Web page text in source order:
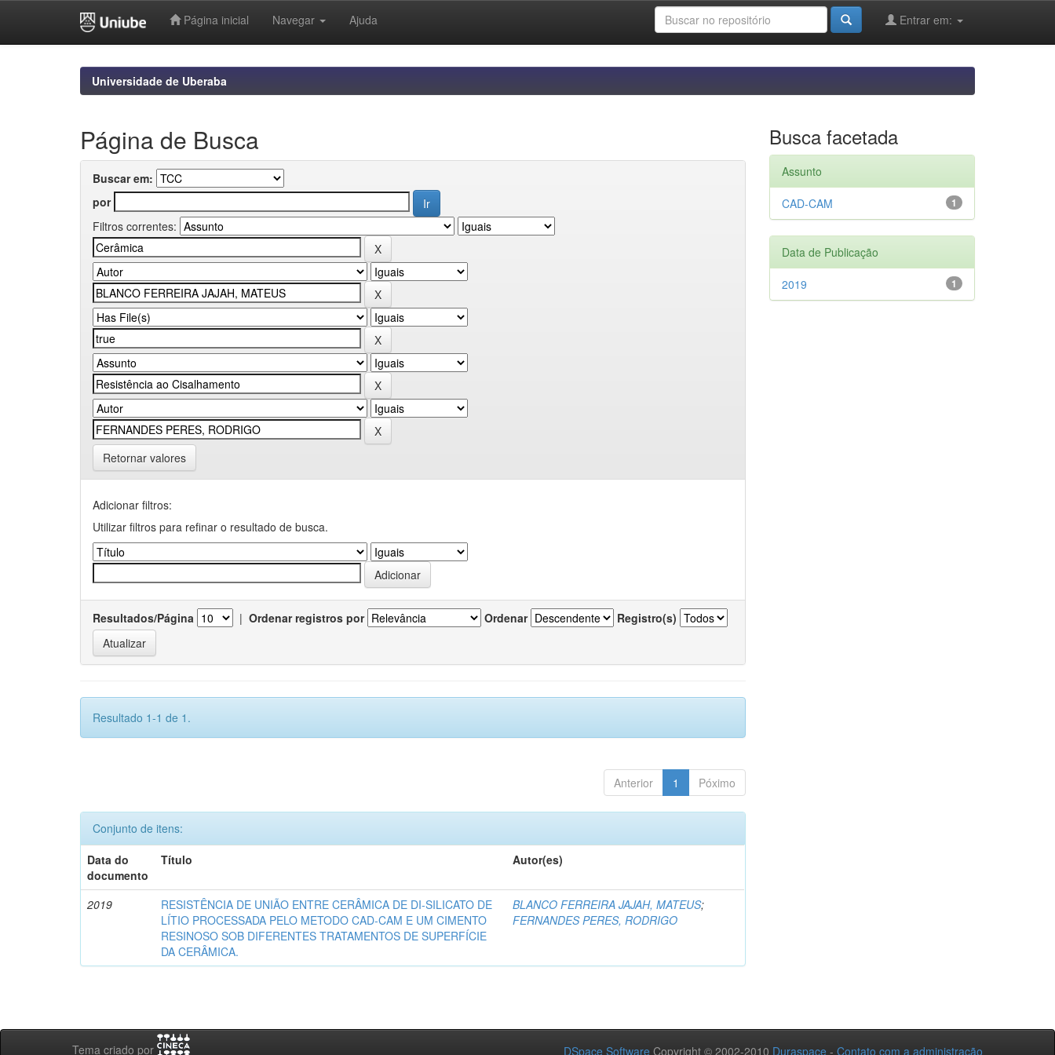
Página inicial Navegar Ajuda Entrar em:
Universidade de Uberaba
Página de Busca
Buscar em:
por
Filtros correntes:
Retornar valores
Adicionar filtros:
Utilizar filtros para refinar o resultado de busca.
Resultados/Página | Ordenar registros por Ordenar Registro(s)
Resultado 1-1 de 1.
Anterior 1 Póximo
Conjunto de itens:
Data do
documento
Título Autor(es)
2019
RESISTÊNCIA DE UNIÃO ENTRE CERÂMICA DE DI-SILICATO DE
LÍTIO PROCESSADA PELO METODO CAD-CAM E UM CIMENTO
RESINOSO SOB DIFERENTES TRATAMENTOS DE SUPERFÍCIE
DA CERÂMICA.
BLANCO FERREIRA JAJAH, MATEUS;
FERNANDES PERES, RODRIGO
Busca facetada
Assunto
1
CAD-CAM
Data de Publicação
1
2019
Tema criado por DSpace Software Copyright © 2002-2010 Duraspace - Contato com a administração